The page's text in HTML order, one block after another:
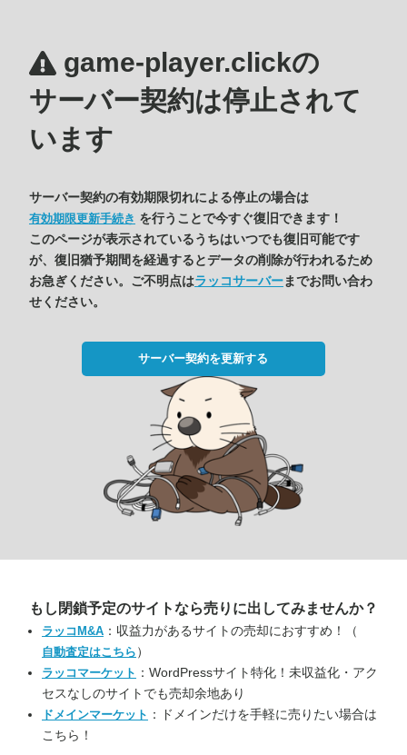
game-player.clickの
サーバー契約は停止されて
います
サーバー契約の有効期限切れによる停止の場合は
有効期限更新手続き を行うことで今すぐ復旧できます！
このページが表示されているうちはいつでも復旧可能です
が、復旧猶予期間を経過するとデータの削除が行われるため
お急ぎください。ご不明点はラッコサーバーまでお問い合わ
せください。
サーバー契約を更新する
もし閉鎖予定のサイトなら売りに出してみませんか？
ラッコM&A ：収益力があるサイトの売却におすすめ！（
自動査定はこちら ）
ラッコマーケット ：WordPressサイト特化！未収益化・アク
セスなしのサイトでも売却余地あり
ドメインマーケット ：ドメインだけを手軽に売りたい場合は
こちら！